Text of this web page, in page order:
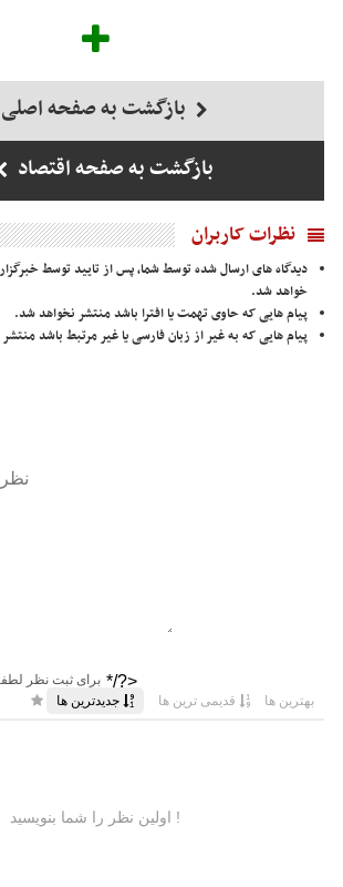
بازگشت به صفحه اصلی
بازگشت به صفحه اقتصاد
نظرات کاربران
دیدگاه های ارسال شده توسط شما، پس از تایید توسط
خواهد شد.
پیام هایی که حاوی تهمت یا افترا باشد منتشر نخواهد شد.
پیام هایی که به غیر از زبان فارسی یا غیر مرتبط باشد